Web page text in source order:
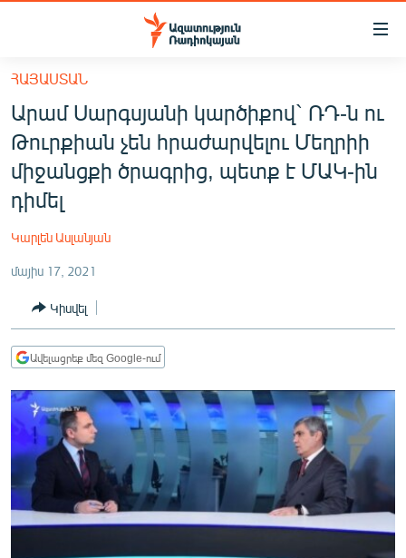
Մատչելիության
հիմնական
բովանդակությանը
Անցնել
հիմնական
մենյուին
Որոնում
ՀԱՅԱՍՏԱՆ
ՔԱՂԱՔԱԿԱՆ
ԸՆՏՐՈՒԹՅՈՒՆՆԵՐ 2026
ՊԱՏԵՐԱԶՄԻ 6 ՇԱԲԱԹՆԵՐԸ
ՏԱՐԱԾԱՇՐՋԱՆ
ՄԻՋԱԶԳԱՅԻՆ
ՄՇԱԿՈՒՅԹ
ՍՊՈՐՏ
ՄԵԿՆԱԲԱՆՈՒԹՅՈՒՆ
ՏՏ ԵՒ ԻՆՏԵՐՆԵՏ
ՀԱՅԱՍՏԱՆ
Արամ Սարգսյանի կարծիքով` ՌԴ-ն ու
Թուրքիան չեն հրաժարվելու Մեղրիի
միջանցքի ծրագրից, պետք է ՄԱԿ-ին
դիմել
Կարլեն Ասլանյան
մայիս 17, 2021
Կիսվել
Ավելացրեք մեզ Google-ում